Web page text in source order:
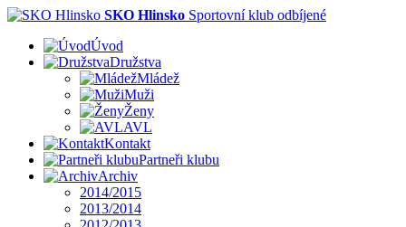
SKO Hlinsko Sportovní klub odbíjené
Úvod
Družstva
Mládež
Muži
Ženy
AVL
Kontakt
Partneři klubu
Archiv
2014/2015
2013/2014